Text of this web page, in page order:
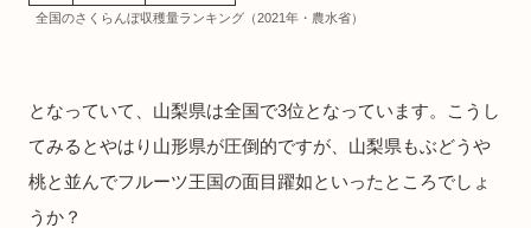
全国のさくらんぼ収穫量ランキング（2021年・農水省）
となっていて、山梨県は全国で3位となっています。こうし
てみるとやはり山形県が圧倒的ですが、山梨県もぶどうや
桃と並んでフルーツ王国の面目躍如といったところでしょ
うか？